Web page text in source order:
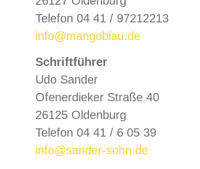
Telefon 04 41 / 97212213
info@mangoblau.de
Schriftführer
Udo Sander
Ofenerdieker Straße 40
26125 Oldenburg
Telefon 04 41 / 6 05 39
info@sander-sohn.de